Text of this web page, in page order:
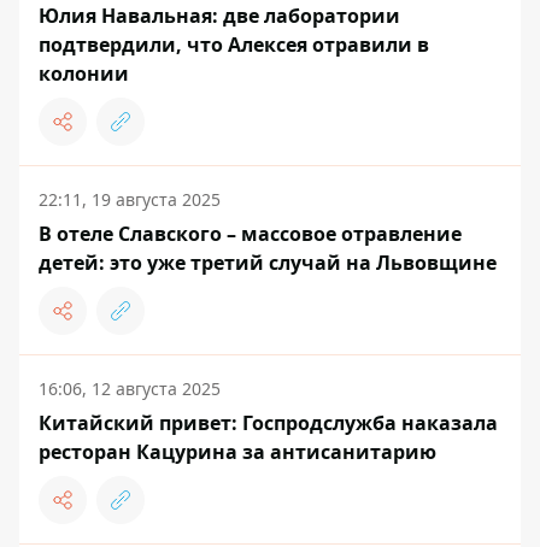
Юлия Навальная: две лаборатории
подтвердили, что Алексея отравили в
колонии
22:11, 19 августа 2025
В отеле Славского – массовое отравление
детей: это уже третий случай на Львовщине
16:06, 12 августа 2025
Китайский привет: Госпродслужба наказала
ресторан Кацурина за антисанитарию